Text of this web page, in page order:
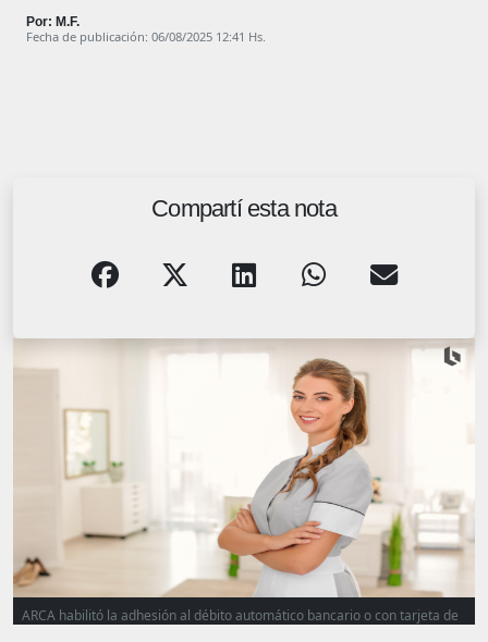
Por: M.F.
Fecha de publicación: 06/08/2025 12:41 Hs.
Compartí esta nota
ARCA habilitó la adhesión al débito automático bancario o con tarjeta de